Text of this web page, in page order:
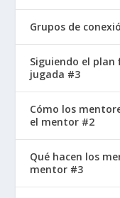
Grupos de
Siguiendo el
jugada #3
Cómo los
el mentor #2
Qué hacen los
mentor #3